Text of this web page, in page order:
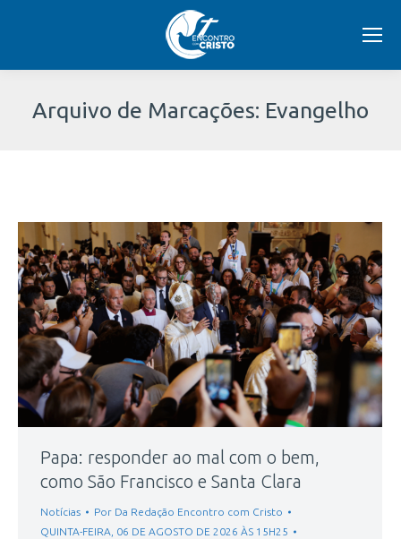
Arquivo de Marcações: Evangelho
aqui:
Papa: responder ao mal com o bem,
como São Francisco e Santa Clara
Notícias Por Da Redação Encontro com Cristo
QUINTA-FEIRA, 06 DE AGOSTO DE 2026 ÀS 15H25